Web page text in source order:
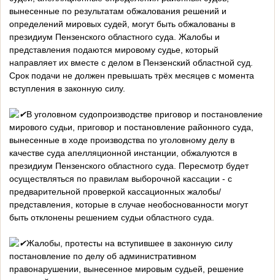
вынесенные по результатам обжалования решений и
определений мировых судей, могут быть обжалованы в
президиум Пензенского областного суда. Жалобы и
представления подаются мировому судье, который
направляет их вместе с делом в Пензенский областной суд.
Срок подачи не должен превышать трёх месяцев с момента
вступления в законную силу.
В уголовном судопроизводстве приговор и постановление
мирового судьи, приговор и постановление районного суда,
вынесенные в ходе производства по уголовному делу в
качестве суда апелляционной инстанции, обжалуются в
президиум Пензенского областного суда. Пересмотр будет
осуществляться по правилам выборочной кассации - с
предварительной проверкой кассационных жалобы/
представления, которые в случае необоснованности могут
быть отклонены решением судьи областного суда.
Жалобы, протесты на вступившее в законную силу
постановление по делу об административном
правонарушении, вынесенное мировым судьей, решение